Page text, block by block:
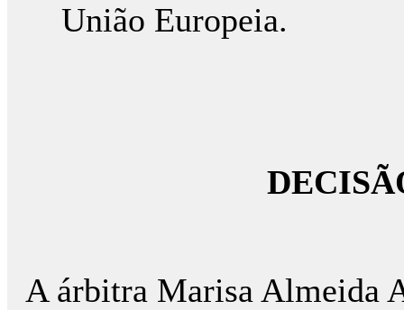
União Europeia.
A árbitra Marisa Almeida